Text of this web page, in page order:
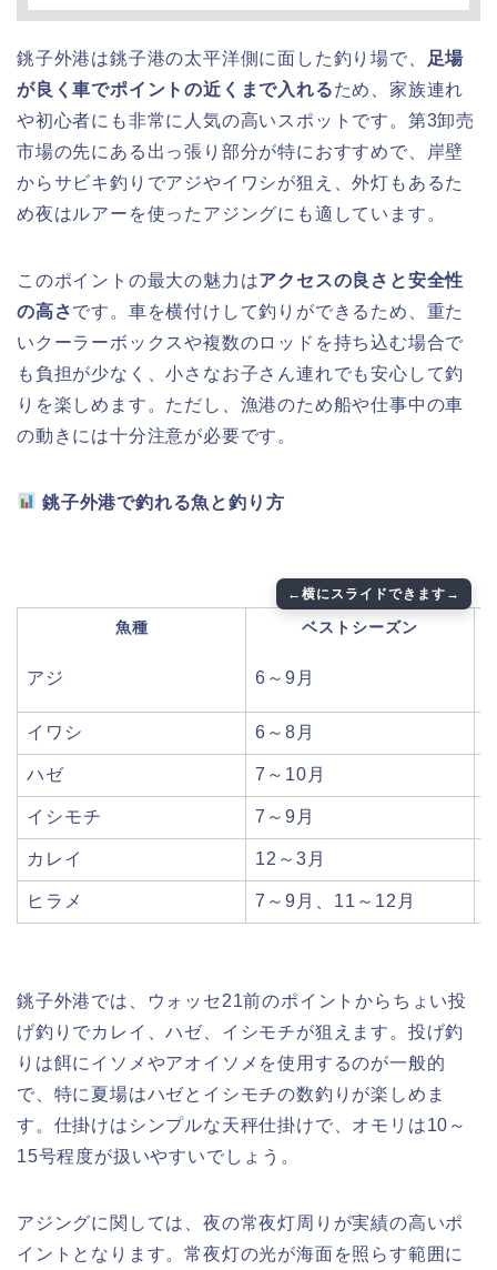
銚子外港は銚子港の太平洋側に面した釣り場で、
足場
が良く車でポイントの近くまで入れるため、家族連れ
や初心者にも非常に人気の高いスポットです。第3卸売
市場の先にある出っ張り部分が特におすすめで、岸壁
からサビキ釣りでアジやイワシが狙え、外灯もあるた
め夜はルアーを使ったアジングにも適しています。
このポイントの最大の魅力はアクセスの良さと安全性
の高さです。車を横付けして釣りができるため、重た
いクーラーボックスや複数のロッドを持ち込む場合で
も負担が少なく、小さなお子さん連れでも安心して釣
りを楽しめます。ただし、漁港のため船や仕事中の車
の動きには十分注意が必要です。
銚子外港で釣れる魚と釣り方
魚種 ベストシーズン
アジ 6～9月
イワシ 6～8月
ハゼ 7～10月
イシモチ 7～9月
カレイ 12～3月
ヒラメ 7～9月、11～12月
銚子外港では、ウォッセ21前のポイントからちょい投
げ釣りでカレイ、ハゼ、イシモチが狙えます。投げ釣
りは餌にイソメやアオイソメを使用するのが一般的
で、特に夏場はハゼとイシモチの数釣りが楽しめま
す。仕掛けはシンプルな天秤仕掛けで、オモリは10～
15号程度が扱いやすいでしょう。
アジングに関しては、夜の常夜灯周りが実績の高いポ
イントとなります。常夜灯の光が海面を照らす範囲に